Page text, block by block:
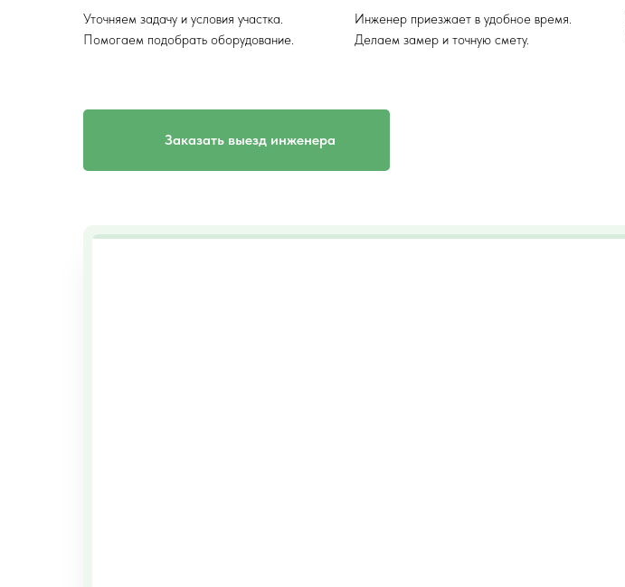
Уточняем задачу и условия участка.
Помогаем подобрать оборудование.
Инженер приезжает в удобное время.
Делаем замер и точную смету.
Заказать выезд инженера